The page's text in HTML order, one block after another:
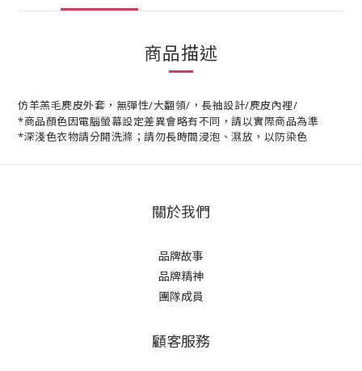
商品描述
仿羊羔毛麂皮外套，無彈性/大翻領/，長袖設計/麂皮內裡/
*商品顏色因電腦螢幕設定差異會略有不同，請以實際商品為準
*深淺色衣物請分開洗滌；請勿長時間浸泡、濕放，以防染色
關於我們
品牌故事
品牌精神
團隊成員
顧客服務